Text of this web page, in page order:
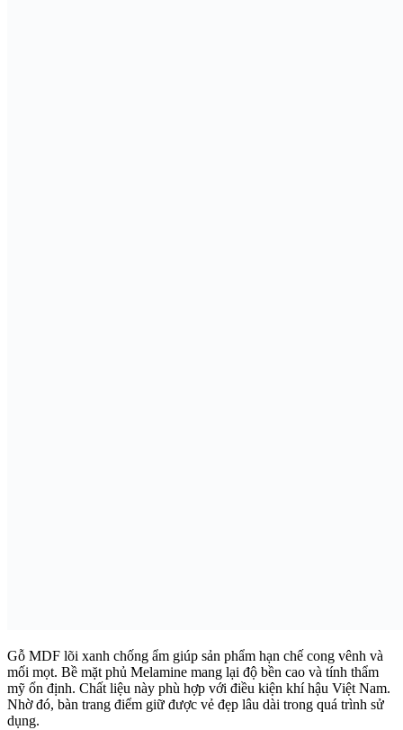
Gỗ MDF lõi xanh chống ẩm giúp sản phẩm hạn chế cong vênh và
mối mọt. Bề mặt phủ Melamine mang lại độ bền cao và tính thẩm
mỹ ổn định. Chất liệu này phù hợp với điều kiện khí hậu Việt Nam.
Nhờ đó, bàn trang điểm giữ được vẻ đẹp lâu dài trong quá trình sử
dụng.